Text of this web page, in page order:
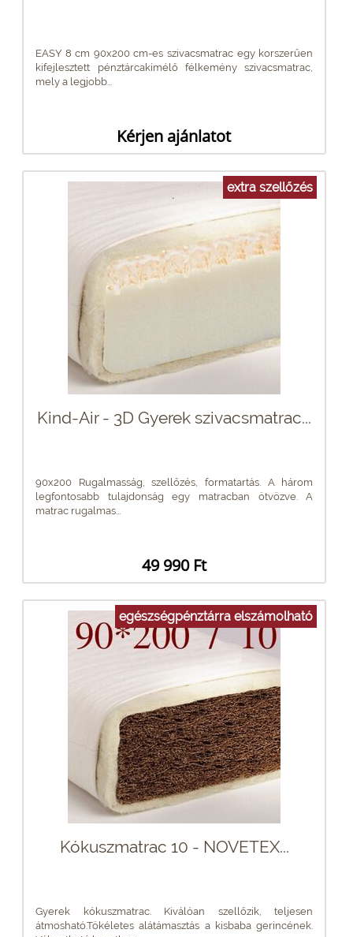
EASY 8 cm 90x200 cm-es szivacsmatrac egy korszerűen
kifejlesztett pénztárcakímélő félkemény szivacsmatrac,
mely a legjobb...
Kérjen ajánlatot
extra szellőzés
Kind-Air - 3D Gyerek szivacsmatrac...
90x200 Rugalmasság, szellőzés, formatartás. A három
legfontosabb tulajdonság egy matracban ötvözve. A
matrac rugalmas...
49 990 Ft
egészségpénztárra elszámolható
Kókuszmatrac 10 - NOVETEX...
Gyerek kókuszmatrac. Kiválóan szellőzik, teljesen
átmosható.Tökéletes alátámasztás a kisbaba gerincének.